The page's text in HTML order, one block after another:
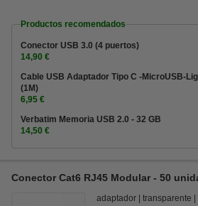
Productos recomendados
Conector USB 3.0 (4 puertos)
14,90 €
Cable USB Adaptador Tipo C -MicroUSB-
(1M)
6,95 €
Verbatim Memoria USB 2.0 - 32 GB
14,50 €
Conector Cat6 RJ45 Modular - 50
adaptador transparente